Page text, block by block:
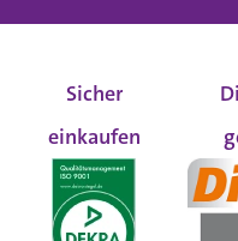
Sicher
einkaufen